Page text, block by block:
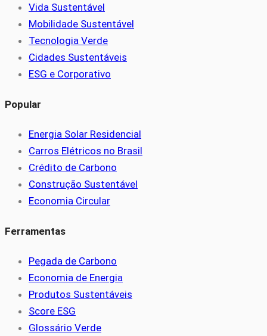
Vida Sustentável
Mobilidade Sustentável
Tecnologia Verde
Cidades Sustentáveis
ESG e Corporativo
Popular
Energia Solar Residencial
Carros Elétricos no Brasil
Crédito de Carbono
Construção Sustentável
Economia Circular
Ferramentas
Pegada de Carbono
Economia de Energia
Produtos Sustentáveis
Score ESG
Glossário Verde